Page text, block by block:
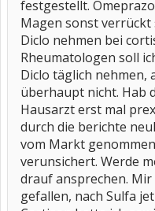
festgestellt.
Magen sonst verrückt
Diclo nehmen bei
Rheumatologen soll
Diclo täglich nehmen,
überhaupt nicht. Hab
Hausarzt erst mal
durch die berichte
vom Markt
verunsichert. Werde
drauf ansprechen.
gefallen, nach Sulfa